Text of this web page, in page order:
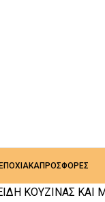
ΕΠΟΧΙΑΚΑΠΡΟΣΦΟΡΕΣ
ΚΟΥΖΙΝΑΣ ΚΑΙ